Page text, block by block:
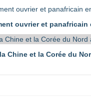
ouvrier et
Chine et la Corée du